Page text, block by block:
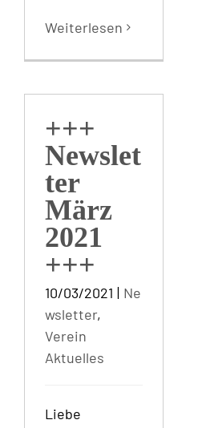
Weiterlesen
+++
Newslet
ter
März
2021
+++
10/03/2021 | Ne
wsletter,
Verein
Aktuelles
Liebe